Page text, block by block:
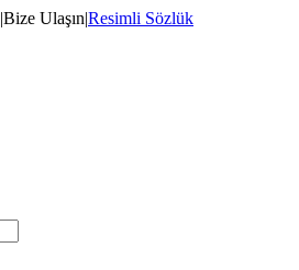
|Bize Ulaşın|Resimli Sözlük